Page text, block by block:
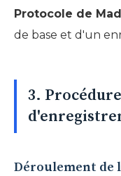
Protocole de
de base et d'un
3.
Déroulement de